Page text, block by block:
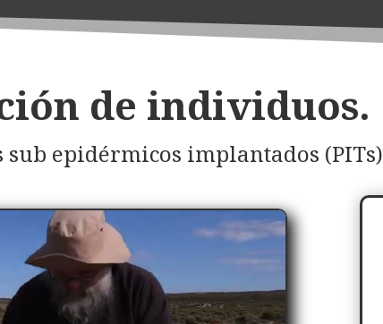
de individuos.
sub epidérmicos implantados (PITs)